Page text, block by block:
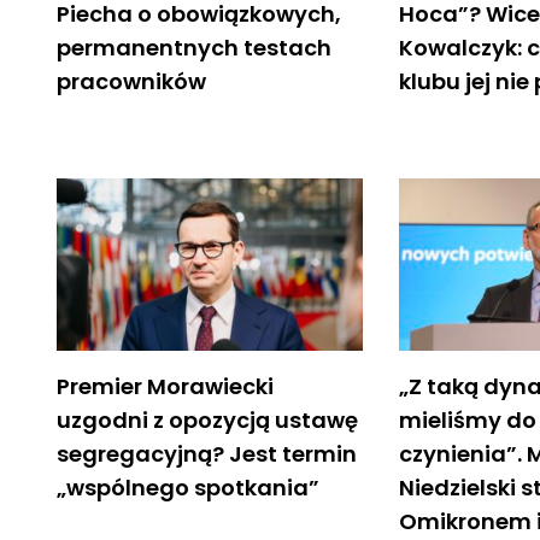
Piecha o obowiązkowych,
permanentnych testach
pracowników
Hoca”?
Kowalczyk:
klubu jej nie
Premier Morawiecki
uzgodni z opozycją ustawę
segregacyjną? Jest termin
„wspólnego spotkania”
„Z taką
mieliśmy
czynienia”.
Niedzielski
Omikronem